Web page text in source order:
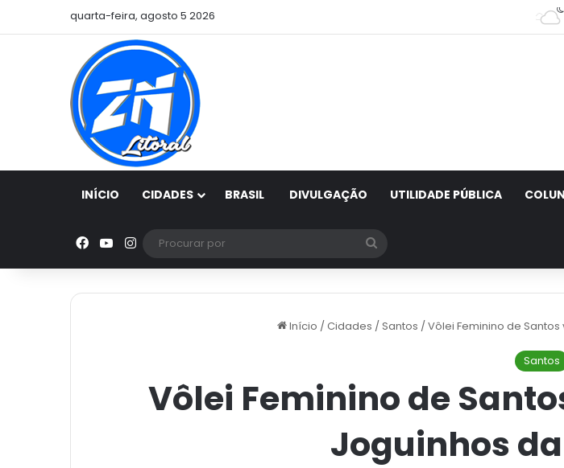
quarta-feira, agosto 5 2026
INÍCIO CIDADES BRASIL DIVULGAÇÃO UTILIDADE PÚBLICA
Facebook
YouTube
Instagram
por
Início /Cidades /Santos /Vôlei Feminino de
Santos
Vôlei Feminino de
Joguinhos